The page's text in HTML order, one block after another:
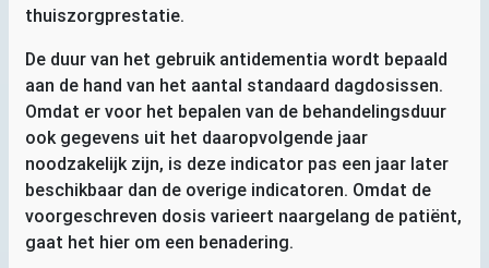
thuiszorgprestatie.
De duur van het gebruik antidementia wordt bepaald
aan de hand van het aantal standaard dagdosissen.
Omdat er voor het bepalen van de behandelingsduur
ook gegevens uit het daaropvolgende jaar
noodzakelijk zijn, is deze indicator pas een jaar later
beschikbaar dan de overige indicatoren. Omdat de
voorgeschreven dosis varieert naargelang de patiënt,
gaat het hier om een benadering.